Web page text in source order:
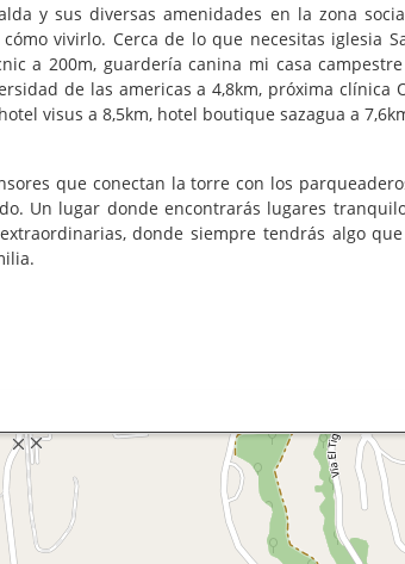
y sus diversas amenidades en la zona
vivirlo. Cerca de lo que necesitas iglesia
a 200m, guardería canina mi casa
de las americas a 4,8km, próxima clínica
visus a 8,5km, hotel boutique sazagua a
que conectan la torre con los
Un lugar donde encontrarás lugares
donde siempre tendrás algo